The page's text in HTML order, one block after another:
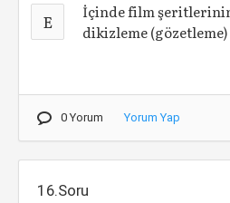
E
İçinde film
dikizleme
0 Yorum Yorum Yap
16.Soru